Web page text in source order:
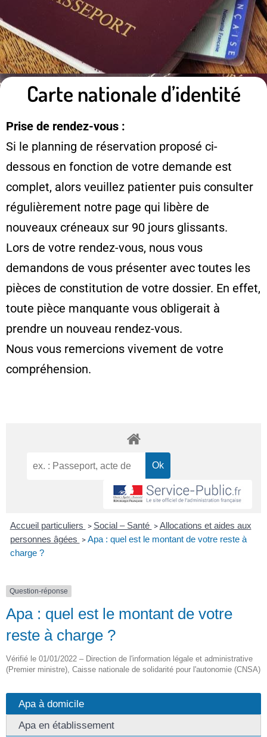
Carte nationale d’identité
Prise de rendez-vous :
Si le planning de réservation proposé ci-
dessous en fonction de votre demande est
complet, alors veuillez patienter puis consulter
régulièrement notre page qui libère de
nouveaux créneaux sur 90 jours glissants.
Lors de votre rendez-vous, nous vous
demandons de vous présenter avec toutes les
pièces de constitution de votre dossier. En effet,
toute pièce manquante vous obligerait à
prendre un nouveau rendez-vous.
Nous vous remercions vivement de votre
compréhension.
Accueil particuliers > Social – Santé > Allocations et aides aux
personnes âgées > Apa : quel est le montant de votre reste à
charge ?
Question-réponse
Apa : quel est le montant de votre
reste à charge ?
Vérifié le 01/01/2022 – Direction de l'information légale et administrative
(Premier ministre), Caisse nationale de solidarité pour l'autonomie (CNSA)
Apa à domicile
Apa en établissement